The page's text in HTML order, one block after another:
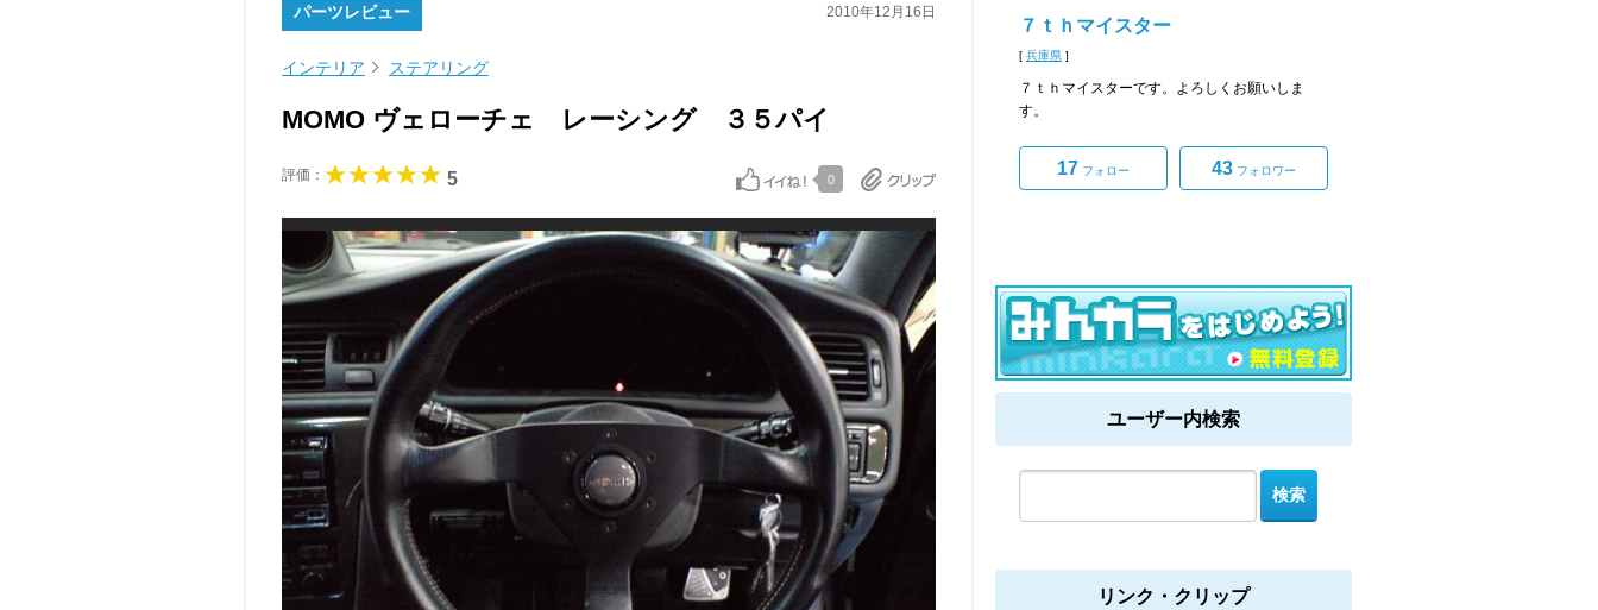
パーツレビュー 2010年12月16日
インテリア ステアリング
MOMO ヴェローチェ レーシング ３５パイ
評価： 5 0
７ｔｈマイスター
[ 兵庫県 ]
７ｔｈマイスターです。よろしくお願いしま
す。
17 フォロー 43 フォロワー
ユーザー内検索
リンク・クリップ